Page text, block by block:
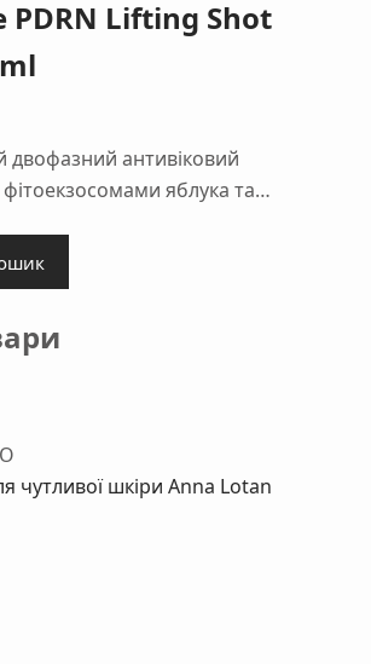
PDRN Lifting Shot
двофазний антивіковий
фітоекзосомами яблука та…